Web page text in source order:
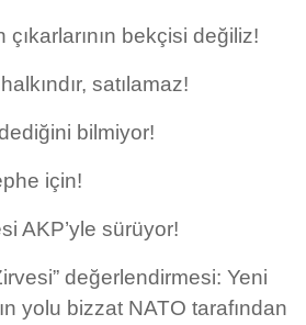
çıkarlarının bekçisi değiliz!
satılamaz!
bilmiyor!
için!
AKP’yle sürüyor!
değerlendirmesi: Yeni
yolu bizzat NATO tarafından